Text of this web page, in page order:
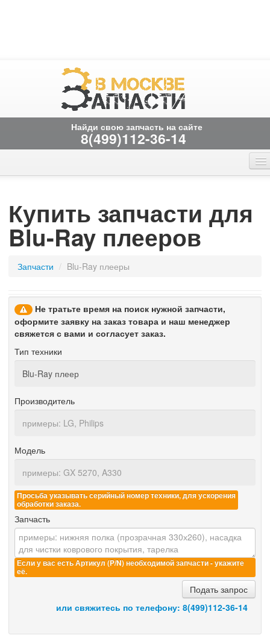
Найди свою запчасть на сайте
8(499)112-36-14
Главная страница
Купить запчасти для
Blu-Ray плееров
Запчасти / Blu-Ray плееры
Не тратьте время на поиск нужной запчасти,
оформите заявку на заказ товара и наш менеджер
свяжется с вами и согласует заказ.
Тип техники
Производитель
Модель
Просьба указывать серийный номер техники, для ускорения
обработки заказа.
Запчасть
Если у вас есть Артикул (P/N) необходимой запчасти - укажите
её.
Подать запрос
или свяжитесь по телефону: 8(499)112-36-14